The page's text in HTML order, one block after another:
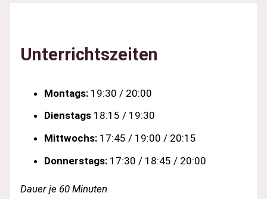
Unterrichtszeiten
Montags: 19:30 / 20:00
Dienstags 18:15 / 19:30
Mittwochs: 17:45 / 19:00 / 20:15
Donnerstags: 17:30 / 18:45 / 20:00
Dauer je 60 Minuten